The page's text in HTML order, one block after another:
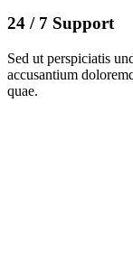
24 / 7 Support
Sed ut perspiciatis
accusantium
quae.